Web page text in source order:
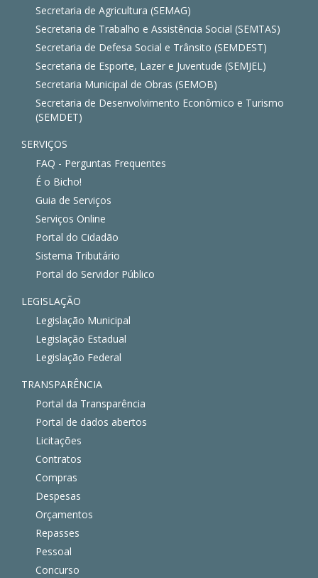
Secretaria de Agricultura (SEMAG)
Secretaria de Trabalho e Assistência Social (SEMTAS)
Secretaria de Defesa Social e Trânsito (SEMDEST)
Secretaria de Esporte, Lazer e Juventude (SEMJEL)
Secretaria Municipal de Obras (SEMOB)
Secretaria de Desenvolvimento Econômico e Turismo
(SEMDET)
SERVIÇOS
FAQ - Perguntas Frequentes
É o Bicho!
Guia de Serviços
Serviços Online
Portal do Cidadão
Sistema Tributário
Portal do Servidor Público
LEGISLAÇÃO
Legislação Municipal
Legislação Estadual
Legislação Federal
TRANSPARÊNCIA
Portal da Transparência
Portal de dados abertos
Licitações
Contratos
Compras
Despesas
Orçamentos
Repasses
Pessoal
Concurso